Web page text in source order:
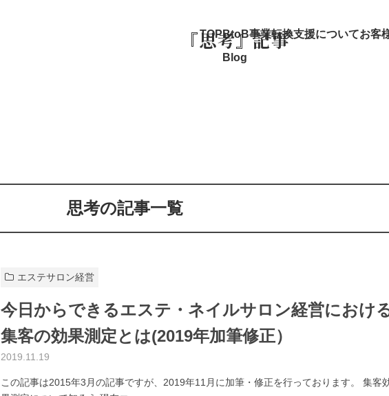
TOPBtoB事業転換支援についてお客
『思考』記事
Blog
思考の記事一覧
エステサロン経営
今日からできるエステ・ネイルサロン経営におけ
集客の効果測定とは(2019年加筆修正）
2019.11.19
この記事は2015年3月の記事ですが、2019年11月に加筆・修正を行っております。 集客